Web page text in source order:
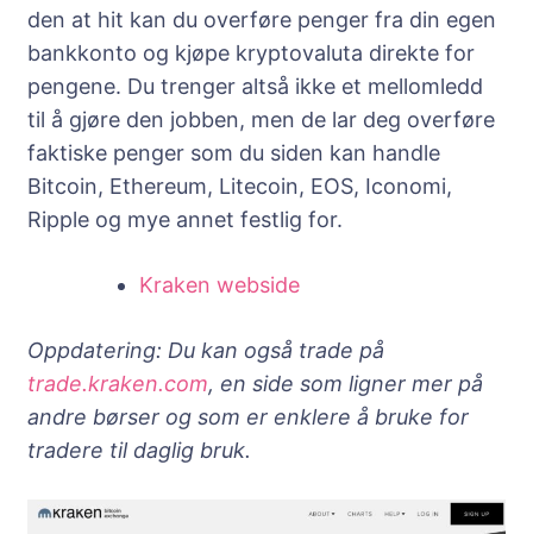
den at hit kan du overføre penger fra din egen
bankkonto og kjøpe kryptovaluta direkte for
pengene. Du trenger altså ikke et mellomledd
til å gjøre den jobben, men de lar deg overføre
faktiske penger som du siden kan handle
Bitcoin, Ethereum, Litecoin, EOS, Iconomi,
Ripple og mye annet festlig for.
Kraken webside
Oppdatering: Du kan også trade på
trade.kraken.com, en side som ligner mer på
andre børser og som er enklere å bruke for
tradere til daglig bruk.